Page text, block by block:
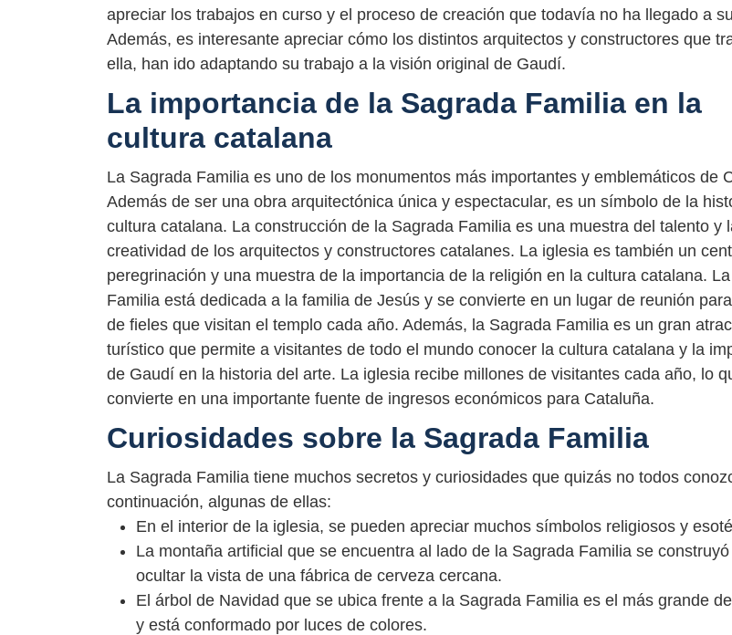
apreciar los trabajos en curso y el proceso de creación que todavía no ha llegado a
Además, es interesante apreciar cómo los distintos arquitectos y constructores que
ella, han ido adaptando su trabajo a la visión original de Gaudí.
La importancia de la Sagrada Familia en la
cultura catalana
La Sagrada Familia es uno de los monumentos más importantes y emblemáticos de
Además de ser una obra arquitectónica única y espectacular, es un símbolo de la
cultura catalana. La construcción de la Sagrada Familia es una muestra del talento y
creatividad de los arquitectos y constructores catalanes. La iglesia es también un
peregrinación y una muestra de la importancia de la religión en la cultura catalana.
Familia está dedicada a la familia de Jesús y se convierte en un lugar de reunión
de fieles que visitan el templo cada año. Además, la Sagrada Familia es un gran
turístico que permite a visitantes de todo el mundo conocer la cultura catalana y la
de Gaudí en la historia del arte. La iglesia recibe millones de visitantes cada año, lo
convierte en una importante fuente de ingresos económicos para Cataluña.
Curiosidades sobre la Sagrada Familia
La Sagrada Familia tiene muchos secretos y curiosidades que quizás no todos
continuación, algunas de ellas:
En el interior de la iglesia, se pueden apreciar muchos símbolos religiosos y
La montaña artificial que se encuentra al lado de la Sagrada Familia se
ocultar la vista de una fábrica de cerveza cercana.
El árbol de Navidad que se ubica frente a la Sagrada Familia es el más grande
y está conformado por luces de colores.